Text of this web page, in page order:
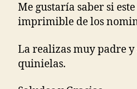
Me gustaría saber si
imprimible de los
La realizas muy padre
quinielas.